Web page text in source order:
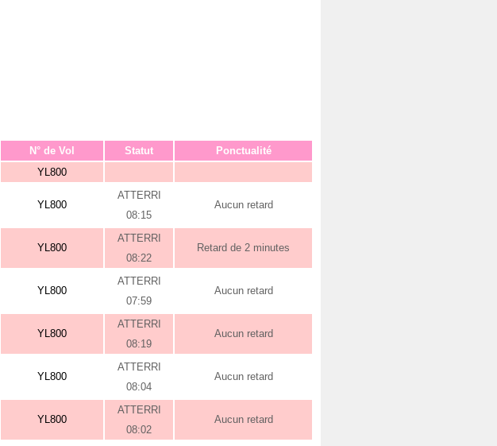
N° de Vol Statut
Ponctualité
YL800
YL800
ATTERRI
08:15
Aucun retard
YL800
ATTERRI
08:22
Retard de 2 minutes
YL800
ATTERRI
07:59
Aucun retard
YL800
ATTERRI
08:19
Aucun retard
YL800
ATTERRI
08:04
Aucun retard
YL800
ATTERRI
08:02
Aucun retard